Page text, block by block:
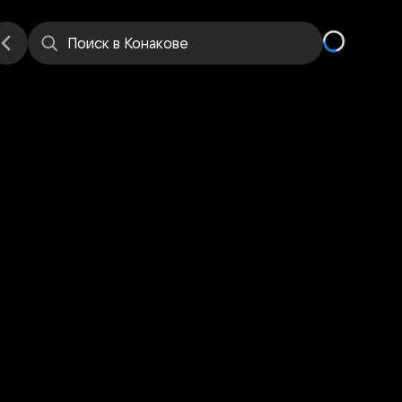
Поиск в Конакове
Места